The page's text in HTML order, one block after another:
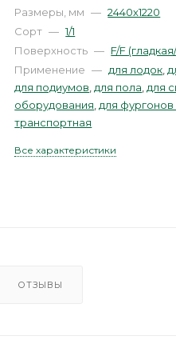
Размеры, мм — 2440х1220
Сорт — 1/1
Поверхность — F/F
Применение — для лодок
для подиумов для пола для
оборудования для
транспортная
Все характеристики
ОТЗЫВЫ